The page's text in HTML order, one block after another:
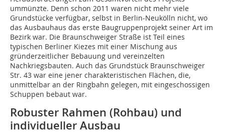
ummünzte. Denn schon 2011 waren nicht mehr viele
Grundstücke verfügbar, selbst in Berlin-Neukölln nicht, wo
das Ausbauhaus das erste Baugruppenprojekt seiner Art im
Bezirk war. Die Braunschweiger Straße ist Teil eines
typischen Berliner Kiezes mit einer Mischung aus
gründerzeitlicher Bebauung und vereinzelten
Nachkriegsbauten. Auch das Grundstück Braunschweiger
Str. 43 war eine jener charakteristischen Flächen, die,
unmittelbar an der Ringbahn gelegen, mit eingeschossigen
Schuppen bebaut war.
Robuster Rahmen (Rohbau) und
individueller Ausbau